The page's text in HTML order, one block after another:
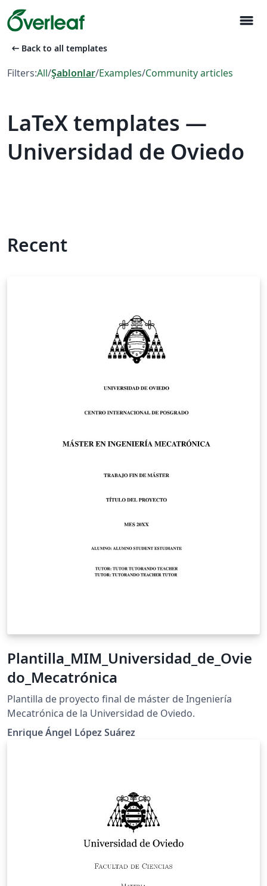
menu
arrow_left_alt Back to all templates
Filters:All/Şablonlar/Examples/Community articles
LaTeX templates —
Universidad de Oviedo
Recent
Plantilla_MIM_Universidad_de_Ovie
do_Mecatrónica
Plantilla de proyecto final de máster de Ingeniería
Mecatrónica de la Universidad de Oviedo.
Enrique Ángel López Suárez